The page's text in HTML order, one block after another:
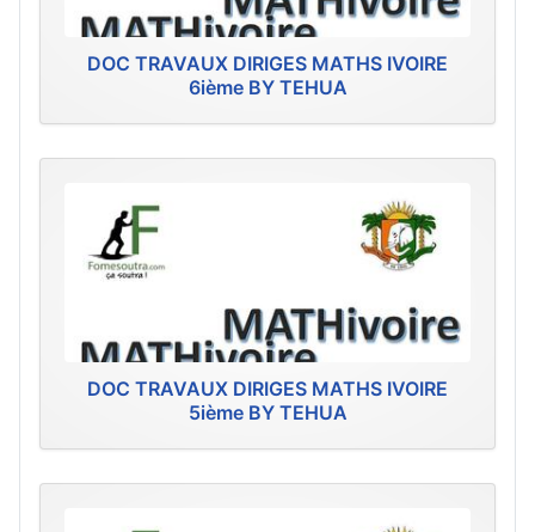
DOC TRAVAUX DIRIGES MATHS IVOIRE
6ième BY TEHUA
DOC TRAVAUX DIRIGES MATHS IVOIRE
5ième BY TEHUA